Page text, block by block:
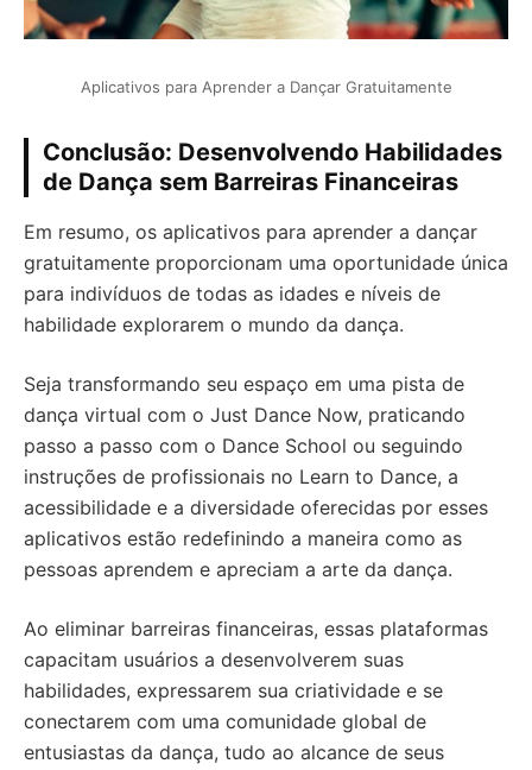
Aplicativos para Aprender a Dançar Gratuitamente
Conclusão: Desenvolvendo Habilidades
de Dança sem Barreiras Financeiras
Em resumo, os aplicativos para aprender a dançar
gratuitamente proporcionam uma oportunidade única
para indivíduos de todas as idades e níveis de
habilidade explorarem o mundo da dança.
Seja transformando seu espaço em uma pista de
dança virtual com o Just Dance Now, praticando
passo a passo com o Dance School ou seguindo
instruções de profissionais no Learn to Dance, a
acessibilidade e a diversidade oferecidas por esses
aplicativos estão redefinindo a maneira como as
pessoas aprendem e apreciam a arte da dança.
Ao eliminar barreiras financeiras, essas plataformas
capacitam usuários a desenvolverem suas
habilidades, expressarem sua criatividade e se
conectarem com uma comunidade global de
entusiastas da dança, tudo ao alcance de seus